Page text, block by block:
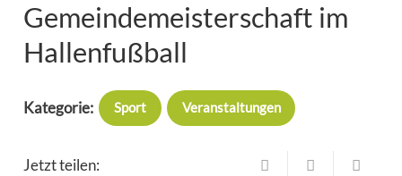
Gemeindemeisterschaft im
Hallenfußball
Kategorie: Sport Veranstaltungen
Jetzt teilen: